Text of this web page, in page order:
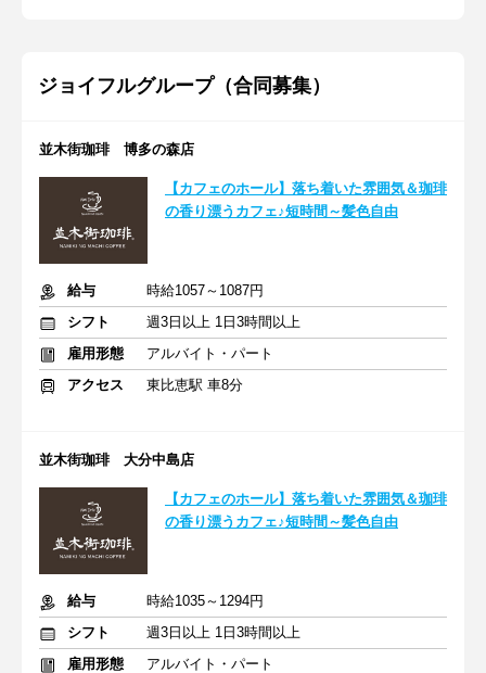
ジョイフルグループ（合同募集）
並木街珈琲 博多の森店
【カフェのホール】落ち着いた雰囲気＆珈琲
の香り漂うカフェ♪短時間～髪色自由
給与
時給1057～1087円
シフト
週3日以上 1日3時間以上
雇用形態
アルバイト・パート
アクセス
東比恵駅 車8分
並木街珈琲 大分中島店
【カフェのホール】落ち着いた雰囲気＆珈琲
の香り漂うカフェ♪短時間～髪色自由
給与
時給1035～1294円
シフト
週3日以上 1日3時間以上
雇用形態
アルバイト・パート